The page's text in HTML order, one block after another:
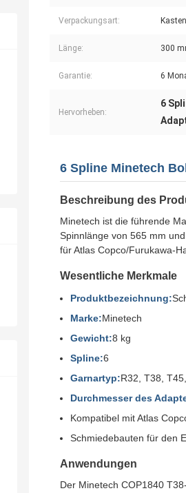
Verpackungsart: Kasten
Länge: 300
Garantie: 6
Hervorheben:
6
6 Spline Minetech
Beschreibung des
Minetech ist die führende
Spinnlänge von 565 mm
für Atlas Copco/Furukawa-
Wesentliche Merkmale
Produktbezeichnung:
Marke:Minetech
Gewicht:8 kg
Spline:6
Garnartyp:R32, T38,
Durchmesser des
Kompatibel mit Atlas
Schmiedebauten für den
Anwendungen
Der Minetech COP1840